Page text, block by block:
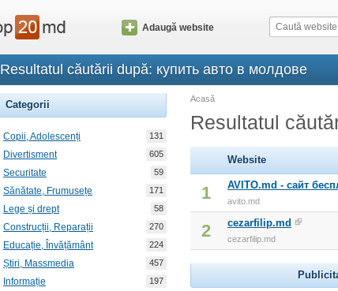
Adaugă website
Resultatul căutării după: купить авто в молдове
Categorii
Copii, Adolescenți 131
Divertisment 605
Securitate 59
Sănătate, Frumusețe 171
Lege și drept 58
Construcții, Reparații 270
Educație, Învățământ 224
Știri, Massmedia 457
Informație 197
Acasă
Resultatul
Website
1 AVITO.md - сайт
avito.md
2 cezarfilip.md
cezarfilip.md